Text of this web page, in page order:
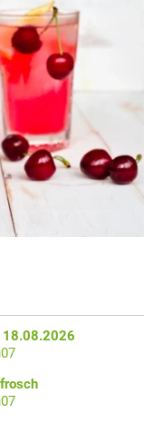
18.08.2026